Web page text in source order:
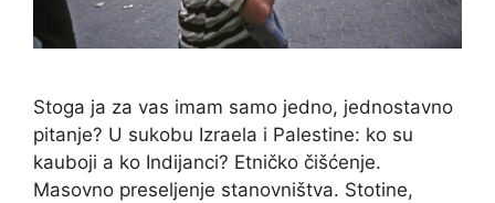
Stoga ja za vas imam samo jedno, jednostavno
pitanje? U sukobu Izraela i Palestine: ko su
kauboji a ko Indijanci? Etničko čišćenje.
Masovno preseljenje stanovništva. Stotine,